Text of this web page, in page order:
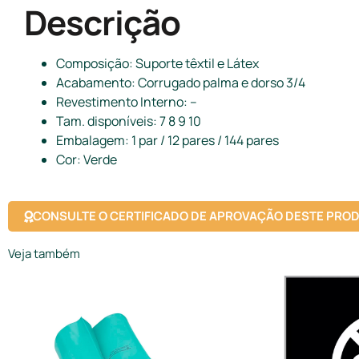
Descrição
Composição: Suporte têxtil e Látex
Acabamento: Corrugado palma e dorso 3/4
Revestimento Interno: –
Tam. disponíveis: 7 8 9 10
Embalagem: 1 par / 12 pares / 144 pares
Cor: Verde
CONSULTE O CERTIFICADO DE APROVAÇÃO DESTE
Veja também